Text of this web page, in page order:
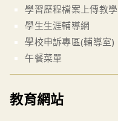
學習歷程檔案上傳教學
學生生涯輔導網
學校申訴專區(輔導室)
午餐菜單
教育網站